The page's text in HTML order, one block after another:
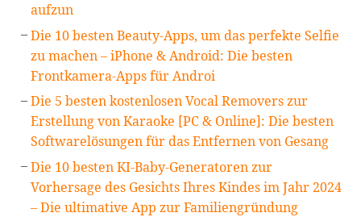
aufzun
Die 10 besten Beauty-Apps, um das perfekte Selfie
zu machen – iPhone & Android: Die besten
Frontkamera-Apps für Androi
Die 5 besten kostenlosen Vocal Removers zur
Erstellung von Karaoke [PC & Online]: Die besten
Softwarelösungen für das Entfernen von Gesang
Die 10 besten KI-Baby-Generatoren zur
Vorhersage des Gesichts Ihres Kindes im Jahr 2024
– Die ultimative App zur Familiengründung